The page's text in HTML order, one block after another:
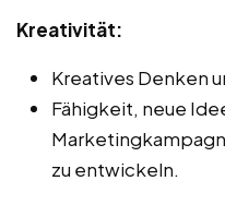
Kreativität:
Kreatives Denken
Fähigkeit, neue
zu entwickeln.